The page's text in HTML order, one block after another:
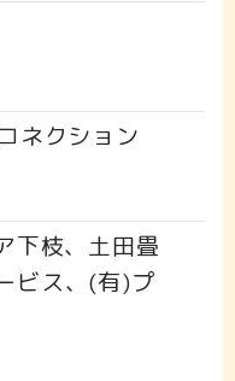
ネクション
下枝、土田畳
ビス、(有)プ